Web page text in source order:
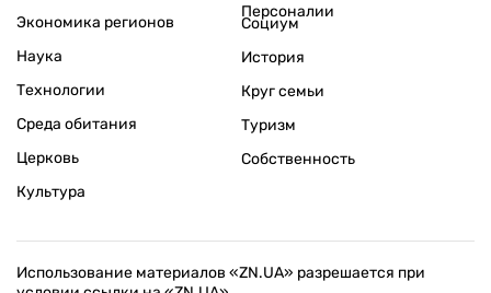
Экономика регионов
Персоналии
Наука
Технологии
Среда обитания
Церковь
Культура
Социум
История
Круг семьи
Туризм
Собственность
Использование материалов «ZN.UA» разрешается при